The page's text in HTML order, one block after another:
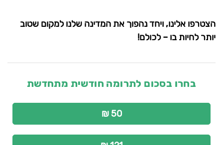
הצטרפו אלינו, ויחד נהפוך את המדינה שלנו למקום שטוב
יותר לחיות בו – לכולם!
בחרו בסכום לתרומה חודשית מתחדשת
50 ₪